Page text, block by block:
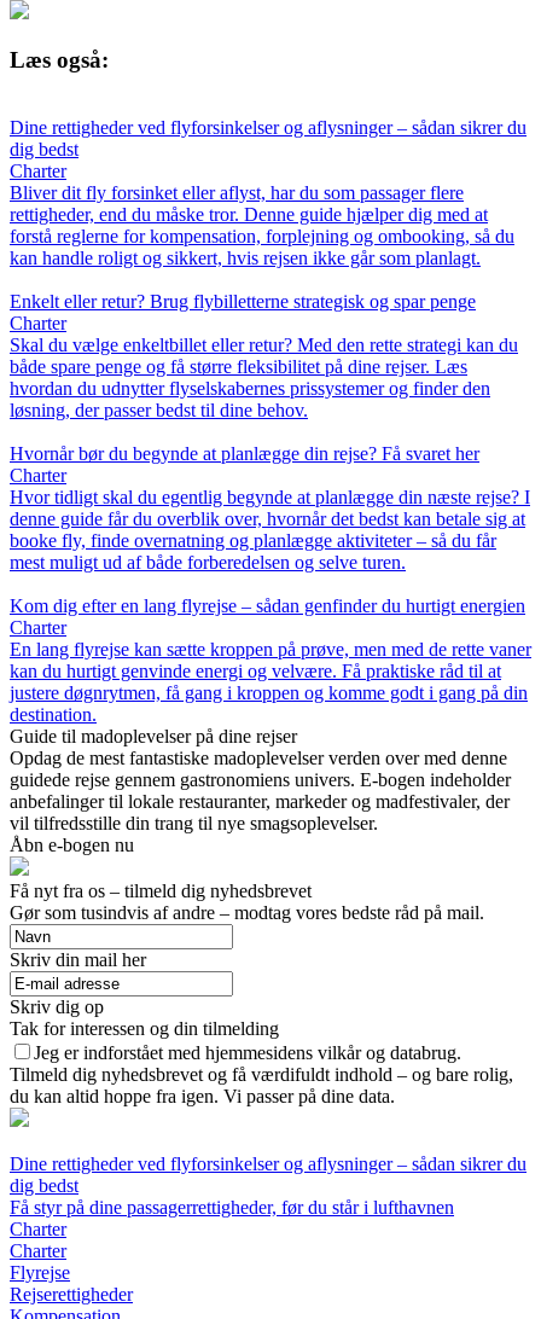
Læs også:
Dine rettigheder ved flyforsinkelser og aflysninger – sådan sikrer du
dig bedst
Charter
Bliver dit fly forsinket eller aflyst, har du som passager flere
rettigheder, end du måske tror. Denne guide hjælper dig med at
forstå reglerne for kompensation, forplejning og ombooking, så du
kan handle roligt og sikkert, hvis rejsen ikke går som planlagt.
Enkelt eller retur? Brug flybilletterne strategisk og spar penge
Charter
Skal du vælge enkeltbillet eller retur? Med den rette strategi kan du
både spare penge og få større fleksibilitet på dine rejser. Læs
hvordan du udnytter flyselskabernes prissystemer og finder den
løsning, der passer bedst til dine behov.
Hvornår bør du begynde at planlægge din rejse? Få svaret her
Charter
Hvor tidligt skal du egentlig begynde at planlægge din næste rejse? I
denne guide får du overblik over, hvornår det bedst kan betale sig at
booke fly, finde overnatning og planlægge aktiviteter – så du får
mest muligt ud af både forberedelsen og selve turen.
Kom dig efter en lang flyrejse – sådan genfinder du hurtigt energien
Charter
En lang flyrejse kan sætte kroppen på prøve, men med de rette vaner
kan du hurtigt genvinde energi og velvære. Få praktiske råd til at
justere døgnrytmen, få gang i kroppen og komme godt i gang på din
destination.
Guide til madoplevelser på dine rejser
Opdag de mest fantastiske madoplevelser verden over med denne
guidede rejse gennem gastronomiens univers. E-bogen indeholder
anbefalinger til lokale restauranter, markeder og madfestivaler, der
vil tilfredsstille din trang til nye smagsoplevelser.
Åbn e-bogen nu
Få nyt fra os – tilmeld dig nyhedsbrevet
Gør som tusindvis af andre – modtag vores bedste råd på mail.
Skriv din mail her
Skriv dig op
Tak for interessen og din tilmelding
Jeg er indforstået med hjemmesidens vilkår og databrug.
Tilmeld dig nyhedsbrevet og få værdifuldt indhold – og bare rolig,
du kan altid hoppe fra igen. Vi passer på dine data.
Dine rettigheder ved flyforsinkelser og aflysninger – sådan sikrer du
dig bedst
Få styr på dine passagerrettigheder, før du står i lufthavnen
Charter
Charter
Flyrejse
Rejserettigheder